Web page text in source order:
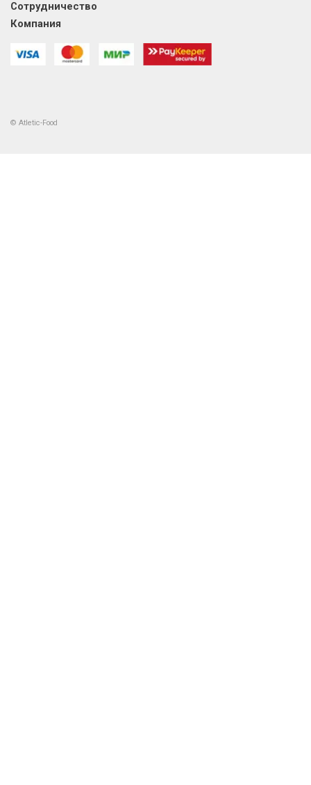
Сотрудничество
Компания
© Atletic-Food